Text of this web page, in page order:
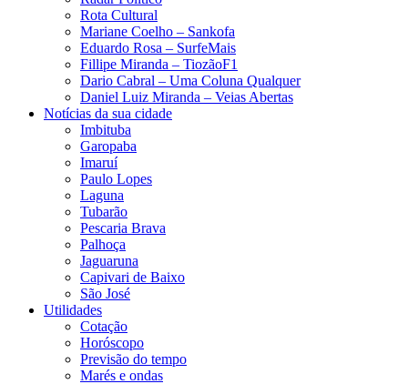
Rota Cultural
Mariane Coelho – Sankofa
Eduardo Rosa​ – SurfeMais
Fillipe Miranda – TiozãoF1
Dario Cabral – Uma Coluna Qualquer
Daniel Luiz Miranda – Veias Abertas
Notícias da sua cidade
Imbituba
Garopaba
Imaruí
Paulo Lopes
Laguna
Tubarão
Pescaria Brava
Palhoça
Jaguaruna
Capivari de Baixo
São José
Utilidades
Cotação
Horóscopo
Previsão do tempo
Marés e ondas